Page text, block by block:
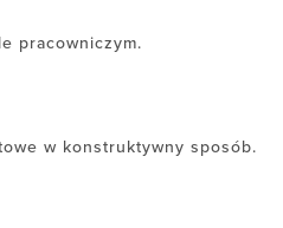
pracowniczym.
w konstruktywny sposób.